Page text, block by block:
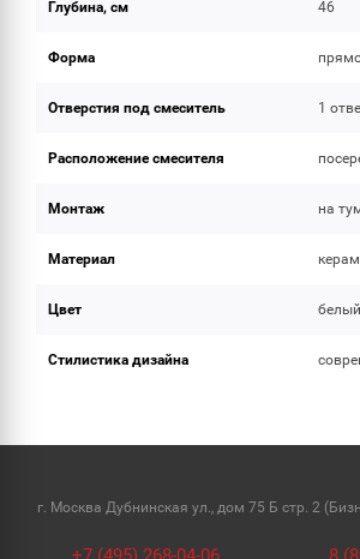
Глубина, см 46
Форма
Отверстия под смеситель 1
Расположение смесителя
Монтаж на
Материал
Цвет белый
Стилистика дизайна
г. Москва Дубнинская ул., дом 75 Б стр. 2